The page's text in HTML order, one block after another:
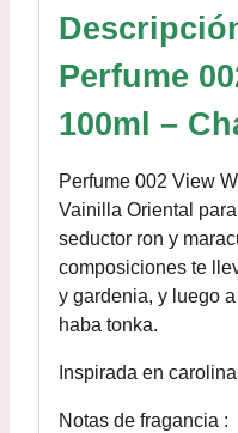
Perfume
100ml –
Perfume 002 View
Vainilla Oriental
seductor ron y
composiciones te
y gardenia, y luego
haba tonka.
Inspirada en
Notas de fragancia :